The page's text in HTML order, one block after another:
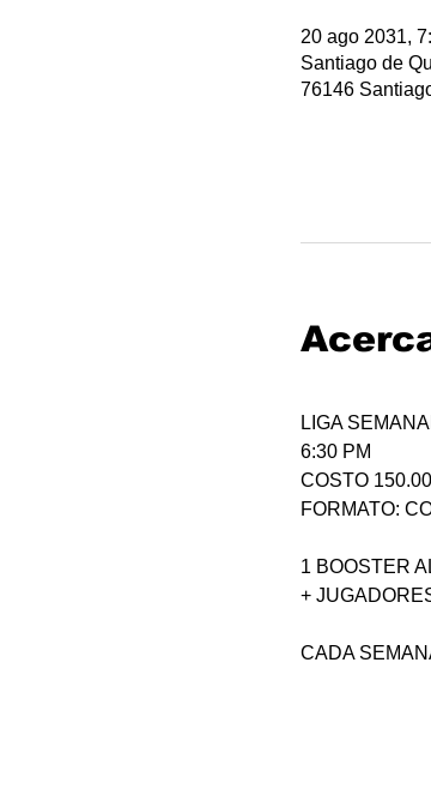
20 ago 2031,
Santiago de
76146
LIGA
6:30 PM
COSTO 150.00
FORMATO:
1 BOOSTER
+
CADA